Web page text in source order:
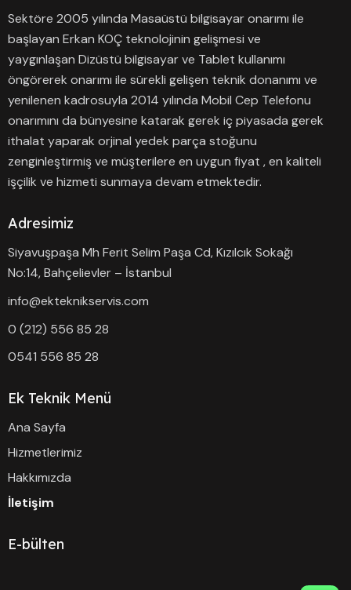
Sektöre 2005 yılında Masaüstü bilgisayar onarımı ile
başlayan Erkan KOÇ teknolojinin gelişmesi ve
yaygınlaşan Dizüstü bilgisayar ve Tablet kullanımı
öngörerek onarımı ile sürekli gelişen teknik donanımı ve
yenilenen kadrosuyla 2014 yılında Mobil Cep Telefonu
onarımını da bünyesine katarak gerek iç piyasada gerek
ithalat yaparak orjinal yedek parça stoğunu
zenginleştirmiş ve müşterilere en uygun fiyat , en kaliteli
işçilik ve hizmeti sunmaya devam etmektedir.
Adresimiz
Siyavuşpaşa Mh Ferit Selim Paşa Cd, Kızılcık Sokağı
No:14, Bahçelievler – İstanbul
info@ekteknikservis.com
0 (212) 556 85 28
0541 556 85 28
Ek Teknik Menü
Ana Sayfa
Hizmetlerimiz
Hakkımızda
İletişim
E-bülten